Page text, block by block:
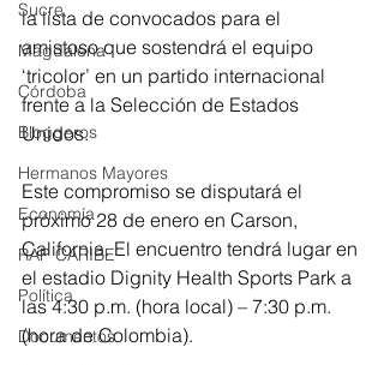
Sucre
Magdalena
Córdoba
Bloggeros
Hermanos Mayores
Economía
RAP CARIBE
Política
Documentos
la lista de convocados para el
amistoso que sostendrá el equipo
‘tricolor’ en un partido internacional
frente a la Selección de Estados
Unidos.
Este compromiso se disputará el
próximo 28 de enero en Carson,
California. El encuentro tendrá lugar en
el estadio Dignity Health Sports Park a
las 4:30 p.m. (hora local) – 7:30 p.m.
(hora de Colombia).